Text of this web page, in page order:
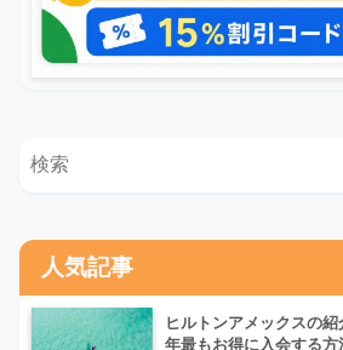
人気記事
ヒルトンアメックスの
年最もお得に入会する